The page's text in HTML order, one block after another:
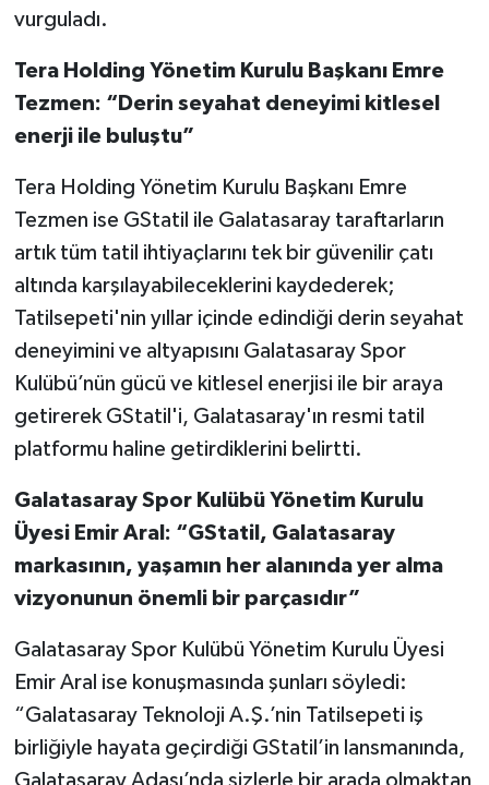
vurguladı.
Tera Holding Yönetim Kurulu Başkanı Emre
Tezmen: “Derin seyahat deneyimi kitlesel
enerji ile buluştu”
Tera Holding Yönetim Kurulu Başkanı Emre
Tezmen ise GStatil ile Galatasaray taraftarların
artık tüm tatil ihtiyaçlarını tek bir güvenilir çatı
altında karşılayabileceklerini kaydederek;
Tatilsepeti'nin yıllar içinde edindiği derin seyahat
deneyimini ve altyapısını Galatasaray Spor
Kulübü’nün gücü ve kitlesel enerjisi ile bir araya
getirerek GStatil'i, Galatasaray'ın resmi tatil
platformu haline getirdiklerini belirtti.
Galatasaray Spor Kulübü Yönetim Kurulu
Üyesi Emir Aral: “GStatil, Galatasaray
markasının, yaşamın her alanında yer alma
vizyonunun önemli bir parçasıdır”
Galatasaray Spor Kulübü Yönetim Kurulu Üyesi
Emir Aral ise konuşmasında şunları söyledi:
“Galatasaray Teknoloji A.Ş.’nin Tatilsepeti iş
birliğiyle hayata geçirdiği GStatil’in lansmanında,
Galatasaray Adası’nda sizlerle bir arada olmaktan